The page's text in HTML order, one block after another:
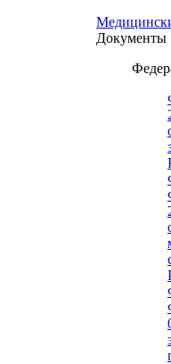
Документы